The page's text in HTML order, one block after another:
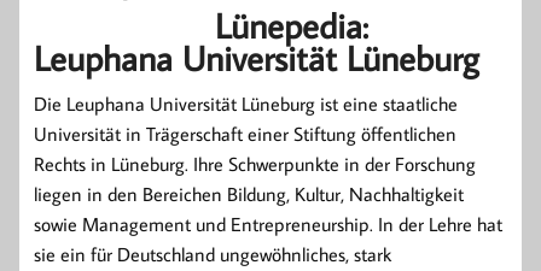
Lünepedia:
Leuphana Universität Lüneburg
Die Leuphana Universität Lüneburg ist eine staatliche
Universität in Trägerschaft einer Stiftung öffentlichen
Rechts in Lüneburg. Ihre Schwerpunkte in der Forschung
liegen in den Bereichen Bildung, Kultur, Nachhaltigkeit
sowie Management und Entrepreneurship. In der Lehre hat
sie ein für Deutschland ungewöhnliches, stark